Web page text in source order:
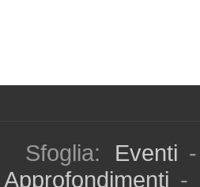
Sfoglia: Eventi -
Approfondimenti -